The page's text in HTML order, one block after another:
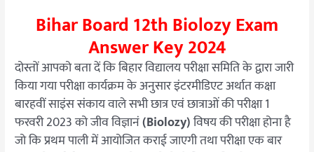
Bihar Board 12th Biolozy Exam
Answer Key 2024
दोस्तों आपको बता दें कि बिहार विद्यालय परीक्षा समिति के द्वारा जारी
किया गया परीक्षा कार्यक्रम के अनुसार इंटरमीडिएट अर्थात कक्षा
बारहवीं साइंस संकाय वाले सभी छात्र एवं छात्राओं की परीक्षा 1
फरवरी 2023 को जीव विज्ञानं(Biolozy)विषय की परीक्षा होना है
जो कि प्रथम पाली में आयोजित कराई जाएगी तथा परीक्षा एक बार